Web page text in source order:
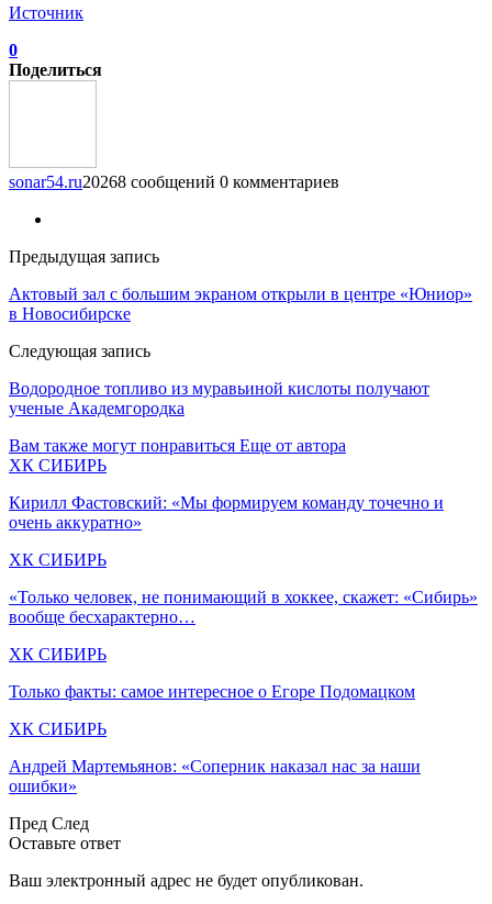
Источник
0
Поделиться
sonar54.ru20268 сообщений 0 комментариев
Предыдущая запись
Актовый зал с большим экраном открыли в центре «Юниор»
в Новосибирске
Следующая запись
Водородное топливо из муравьиной кислоты получают
ученые Академгородка
Вам также могут понравиться Еще от автора
ХК СИБИРЬ
Кирилл Фастовский: «Мы формируем команду точечно и
очень аккуратно»
ХК СИБИРЬ
«Только человек, не понимающий в хоккее, скажет: «Сибирь»
вообще бесхарактерно…
ХК СИБИРЬ
Только факты: самое интересное о Егоре Подомацком
ХК СИБИРЬ
Андрей Мартемьянов: «Соперник наказал нас за наши
ошибки»
Пред След
Оставьте ответ
Ваш электронный адрес не будет опубликован.